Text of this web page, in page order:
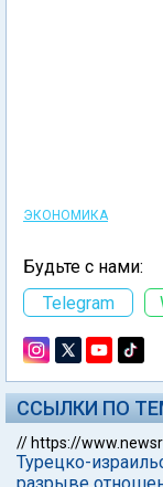
ЭКОНОМИКА
Будьте с нами:
Telegram
ССЫЛКИ ПО
// https://
Турецко-